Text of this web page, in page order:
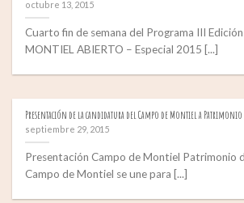
octubre 13, 2015
Cuarto fin de semana del Programa III
MONTIEL ABIERTO – Especial 2015 [...]
Presentación de la candidatura del Campo de Montiel a
septiembre 29, 2015
Presentación Campo de Montiel Patrimonio
Campo de Montiel se une para [...]